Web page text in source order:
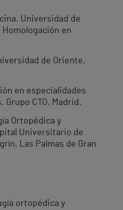
Universidad de
Homologación en
de Oriente,
en especialidades
CTO. Madrid.
Ortopédica y
Universitario de
Las Palmas de Gran
ortopédica y